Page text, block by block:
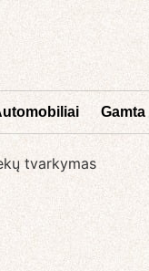
Gamta
tvarkymas